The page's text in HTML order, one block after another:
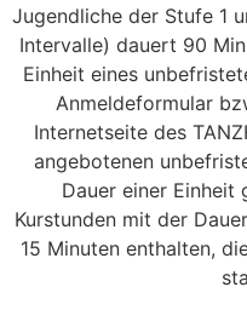
Jugendliche der Stufe 1
Intervalle) dauert 90
Einheit eines
Anmeldeformular
Internetseite des
angebotenen
Dauer einer Einheit
Kurstunden mit der
15 Minuten enthalten,